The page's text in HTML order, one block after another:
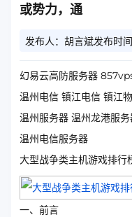
或势力，通
发布人：胡言斌发布时
幻易云高防服务器
温州电信 镇江电信 镇江
温州服务器 温州龙港服
温州电信服务器
大型战争类主机游戏排行
一、前言